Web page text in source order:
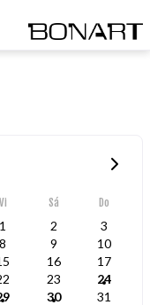
Vi Sá Do
1 2
3
8 9
10
16
17
23
24
30 31